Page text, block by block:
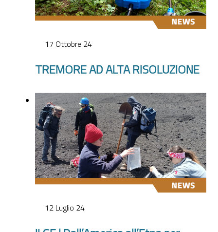
17 Ottobre 24
TREMORE AD ALTA RISOLUZIONE
12 Luglio 24